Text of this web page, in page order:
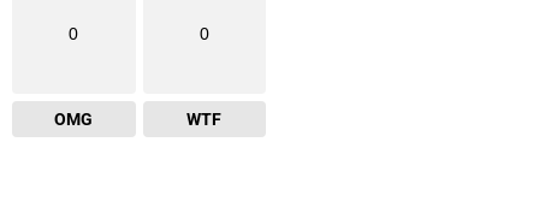
0
OMG
0
WTF